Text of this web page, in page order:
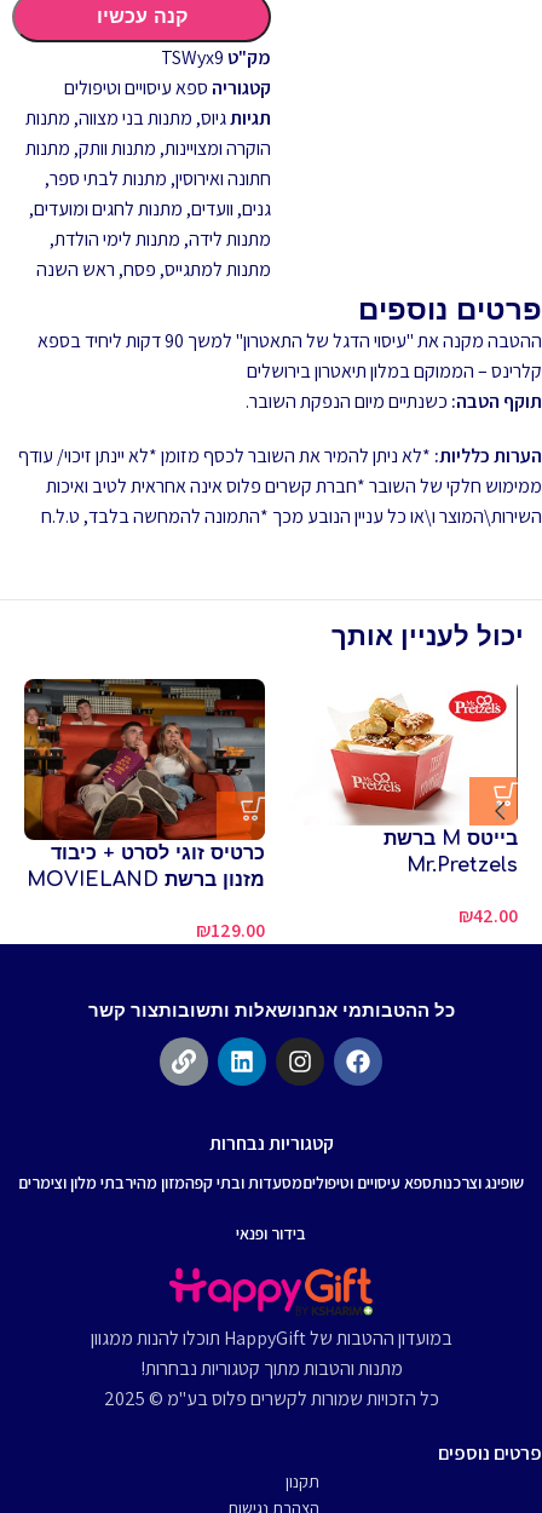
קנה עכשיו
מק"טTSWyx9
קטגוריה ספא עיסויים וטיפולים
תגיותגיוס, מתנות בני מצווה, מתנות
הוקרה ומצויינות, מתנות וותק, מתנות
חתונה ואירוסין, מתנות לבתי ספר,
גנים, וועדים, מתנות לחגים ומועדים,
מתנות לידה, מתנות לימי הולדת,
מתנות למתגייס, פסח, ראש השנה
פרטים נוספים
ההטבה מקנה את "עיסוי הדגל של התאטרון" למשך 90 דקות ליחיד בספא
קלרינס – הממוקם במלון תיאטרון בירושלים
תוקף הטבה: כשנתיים מיום הנפקת השובר.
הערות כלליות: *לא ניתן להמיר את השובר לכסף מזומן *לא יינתן זיכוי/ עודף
ממימוש חלקי של השובר *חברת קשרים פלוס אינה אחראית לטיב ואיכות
השירות\המוצר ו\או כל עניין הנובע מכך *התמונה להמחשה בלבד, ט.ל.ח
יכול לעניין אותך
בייטס M ברשת
Mr.Pretzels
₪42.00
כרטיס זוגי לסרט + כיבוד
מזנון ברשת MOVIELAND
₪129.00
כל ההטבותמי אנחנושאלות ותשובותצור קשר
קטגוריות נבחרות
שופינג וצרכנותספא עיסויים וטיפוליםמסעדות ובתי קפהמזון מהירבתי מלון וצימרים
בידור ופנאי
במועדון ההטבות של HappyGift תוכלו להנות ממגוון
מתנות והטבות מתוך קטגוריות נבחרות!
כל הזכויות שמורות לקשרים פלוס בע"מ © 2025
פרטים נוספים
תקנון
הצהרת נגישות